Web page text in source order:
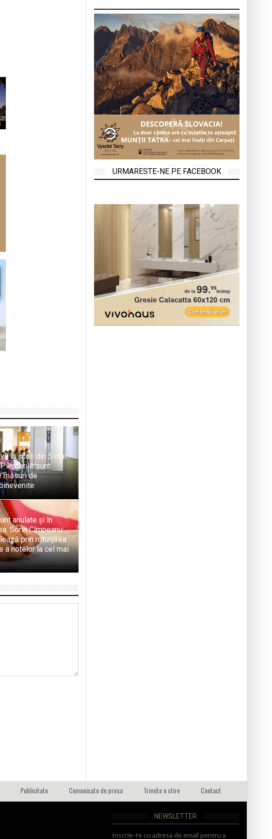
în școli din 5 mai.
sunt
măsuri de
anulate și în
Sorin Cîmpeanu:
prin rotunjirea
a notelor la cel mai
URMARESTE-NE PE FACEBOOK
Publicitate Comunicate de presa Trimite o stire Contact
NEWSLETTER
Inscrie-te cu adresa de email pentru a